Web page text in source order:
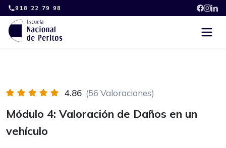
Skip
to
content
918 22 79 98
4.86 (56 Valoraciones)
Módulo 4: Valoración de Daños en un
vehículo